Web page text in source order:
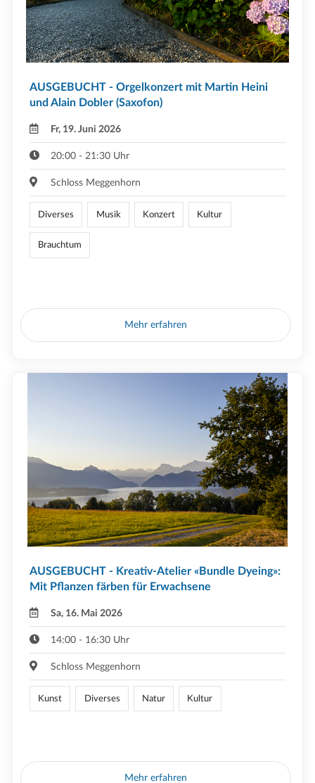
AUSGEBUCHT - Orgelkonzert mit Martin Heini
und Alain Dobler (Saxofon)
Fr, 19. Juni 2026
20:00 - 21:30 Uhr
Schloss Meggenhorn
Diverses Musik Konzert Kultur
Brauchtum
Mehr erfahren
AUSGEBUCHT - Kreativ-Atelier «Bundle Dyeing»:
Mit Pflanzen färben für Erwachsene
Sa, 16. Mai 2026
14:00 - 16:30 Uhr
Schloss Meggenhorn
Kunst Diverses Natur Kultur
Mehr erfahren